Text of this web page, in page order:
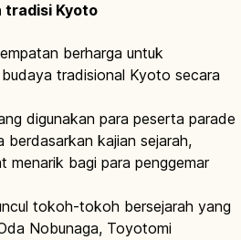
tradisi Kyoto
berharga untuk
tradisional Kyoto secara
digunakan para peserta parade
berdasarkan kajian sejarah,
menarik bagi para penggemar
tokoh-tokoh bersejarah yang
Nobunaga, Toyotomi